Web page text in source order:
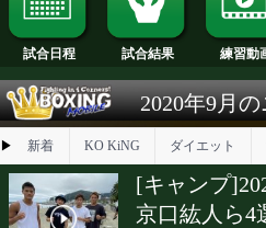
試合日程 試合結果
2020年9